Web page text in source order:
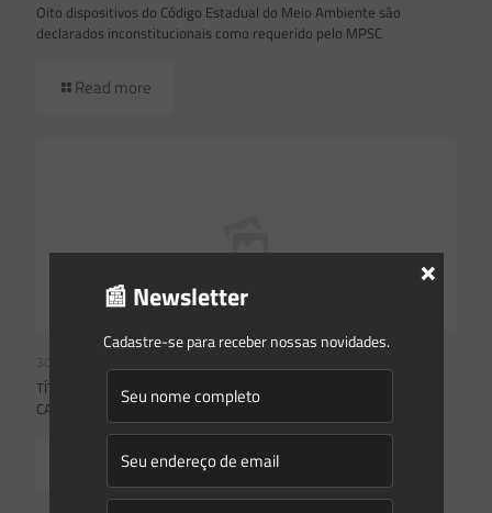
Oito dispositivos do Código Estadual do Meio Ambiente são
declarados inconstitucionais como requerido pelo MPSC
Read more
TÍTULO VERDES: USO DA TERRA E ENERGIAS RENOVÁVEIS SÃO
CATEGORIAS MAIS FINANCIADAS NO BRASIL, DIZ ESTUDO
Read more
📰 Newsletter
Cadastre-se para receber nossas novidades.
×